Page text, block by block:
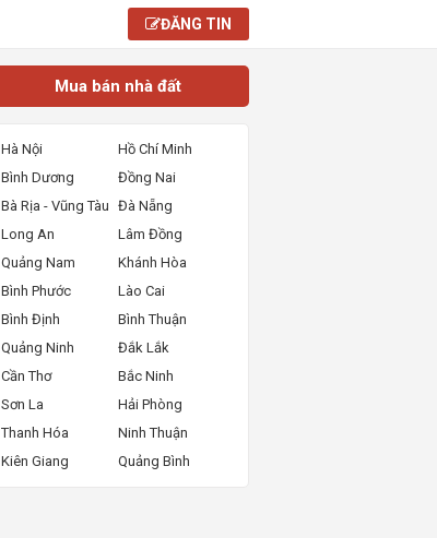
ĐĂNG TIN
Mua bán nhà đất
Hà Nội
Hồ Chí Minh
Bình Dương
Đồng Nai
Bà Rịa - Vũng Tàu Đà Nẵng
Long An
Lâm Đồng
Quảng Nam
Khánh Hòa
Bình Phước
Lào Cai
Bình Định
Bình Thuận
Quảng Ninh
Đắk Lắk
Cần Thơ
Bắc Ninh
Sơn La
Hải Phòng
Thanh Hóa
Ninh Thuận
Kiên Giang
Quảng Bình